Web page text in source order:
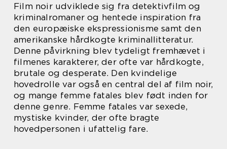
Film noir udviklede sig fra detektivfilm og
kriminalromaner og hentede inspiration fra
den europæiske ekspressionisme samt den
amerikanske hårdkogte kriminallitteratur.
Denne påvirkning blev tydeligt fremhævet i
filmenes karakterer, der ofte var hårdkogte,
brutale og desperate. Den kvindelige
hovedrolle var også en central del af film noir,
og mange femme fatales blev født inden for
denne genre. Femme fatales var sexede,
mystiske kvinder, der ofte bragte
hovedpersonen i ufattelig fare.